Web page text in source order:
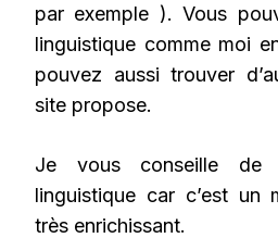
par exemple ). Vous
linguistique comme moi
pouvez aussi trouver
site propose.
Je vous conseille de
linguistique car c’est un
très enrichissant.